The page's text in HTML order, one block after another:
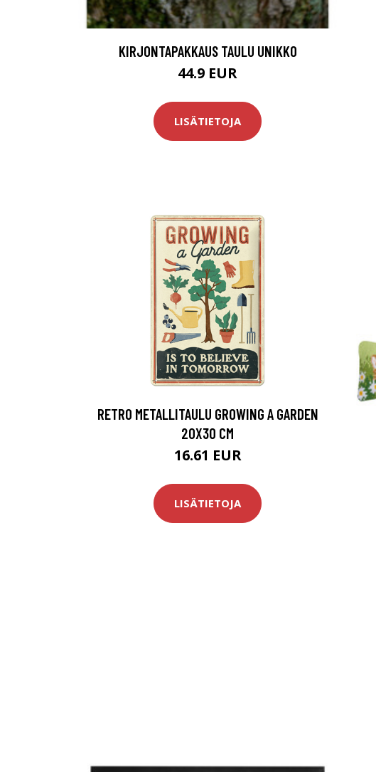
KIRJONTAPAKKAUS TAULU UNIKKO
44.9 EUR
LISÄTIETOJA
RETRO METALLITAULU GROWING A GARDEN
20X30 CM
16.61 EUR
LISÄTIETOJA